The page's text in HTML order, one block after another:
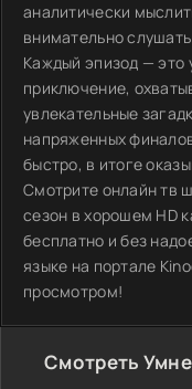
аналитически
внимательно
Каждый эпизод — это
приключение,
увлекательные
напряженных
быстро, в итоге
Смотрите онлайн тв
сезон в хорошем HD
бесплатно и без
языке на портале
просмотром!
Смотреть